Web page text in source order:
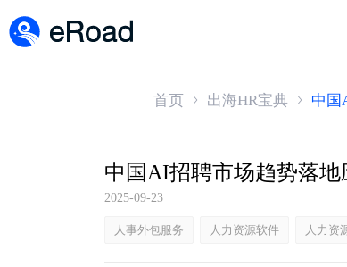
首页 出海HR宝典 中国
中国AI招聘市场趋势落地
2025-09-23
人事外包服务 人力资源软件 人力资